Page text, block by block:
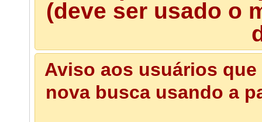
(deve ser usado o
Aviso aos usuários
nova busca usando a